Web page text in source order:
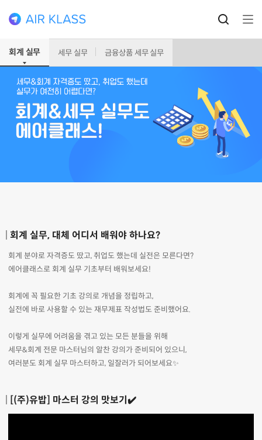
회계 실무 세무 실무 금융상품 세무 실무
회계 실무, 대체 어디서 배워야 하나요?
회계 분야로 자격증도 땄고, 취업도 했는데 실전은 모른다면?
에어클래스로 회계 실무 기초부터 배워보세요!
회계에 꼭 필요한 기초 강의로 개념을 정립하고,
실전에 바로 사용할 수 있는 재무제표 작성법도 준비했어요.
이렇게 실무에 어려움을 겪고 있는 모든 분들을 위해
세무&회계 전문 마스터님의 알찬 강의가 준비되어 있으니,
여러분도 회계 실무 마스터하고, 일잘러가 되어보세요✨
[(주)유밥] 마스터 강의 맛보기✔️